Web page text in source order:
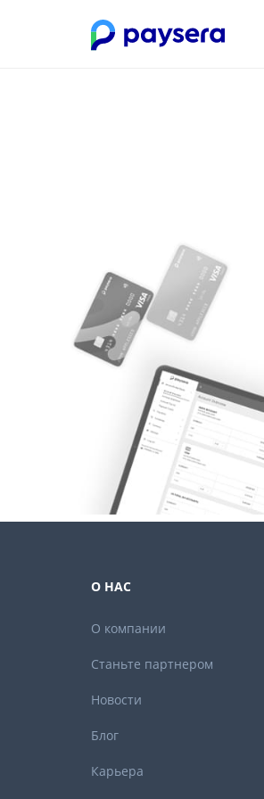
О НАС
О компании
Станьте партнером
Новости
Блог
Карьера